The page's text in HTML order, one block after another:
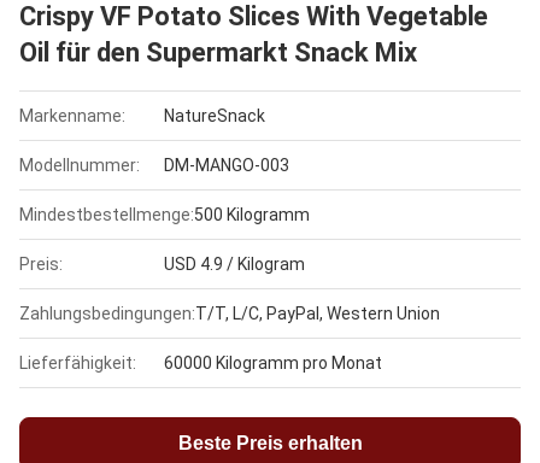
Crispy VF Potato Slices With Vegetable
Oil für den Supermarkt Snack Mix
Markenname: NatureSnack
Modellnummer: DM-MANGO-003
Mindestbestellmenge:500 Kilogramm
Preis: USD 4.9 / Kilogram
Zahlungsbedingungen:T/T, L/C, PayPal, Western Union
Lieferfähigkeit: 60000 Kilogramm pro Monat
Beste Preis erhalten